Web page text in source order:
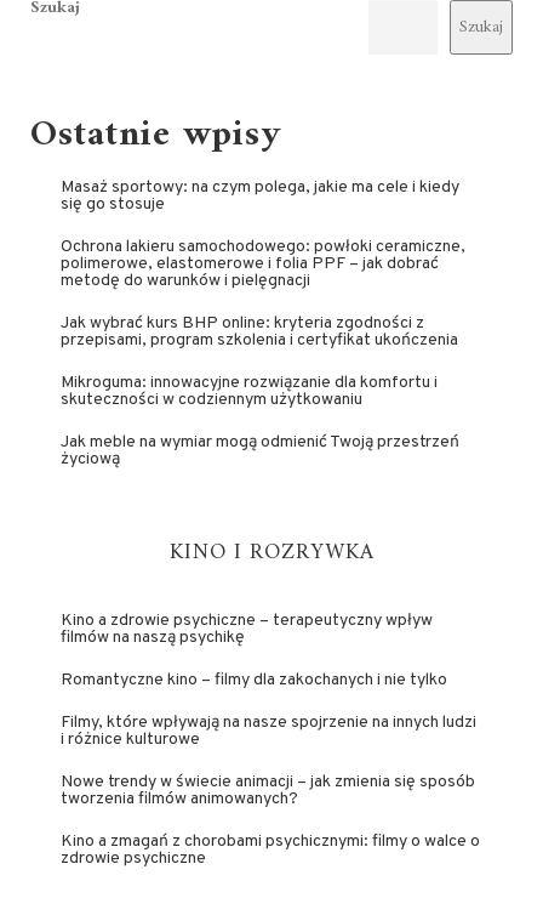
Szukaj
Szukaj
Ostatnie wpisy
Masaż sportowy: na czym polega, jakie ma cele i kiedy
się go stosuje
Ochrona lakieru samochodowego: powłoki ceramiczne,
polimerowe, elastomerowe i folia PPF – jak dobrać
metodę do warunków i pielęgnacji
Jak wybrać kurs BHP online: kryteria zgodności z
przepisami, program szkolenia i certyfikat ukończenia
Mikroguma: innowacyjne rozwiązanie dla komfortu i
skuteczności w codziennym użytkowaniu
Jak meble na wymiar mogą odmienić Twoją przestrzeń
życiową
KINO I ROZRYWKA
Kino a zdrowie psychiczne – terapeutyczny wpływ
filmów na naszą psychikę
Romantyczne kino – filmy dla zakochanych i nie tylko
Filmy, które wpływają na nasze spojrzenie na innych ludzi
i różnice kulturowe
Nowe trendy w świecie animacji – jak zmienia się sposób
tworzenia filmów animowanych?
Kino a zmagań z chorobami psychicznymi: filmy o walce o
zdrowie psychiczne